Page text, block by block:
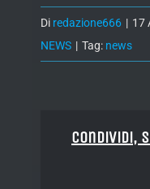
Di redazione666 | 17
NEWS | Tag: news
Condividi,